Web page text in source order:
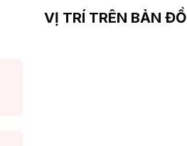
VỊ TRÍ TRÊN BẢN ĐỒ